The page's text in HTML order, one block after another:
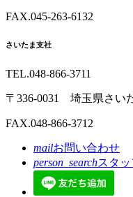
FAX.045-263-6132
さいたま支社
TEL.048-866-3711
〒336-0031 埼玉県さい
FAX.048-866-3712
mailお問い合わせ
person_searchスタ